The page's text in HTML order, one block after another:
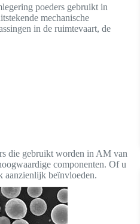
poeders gebruikt in
mechanische
in de ruimtevaart, de
die gebruikt worden in AM van
componenten. Of u
aanzienlijk beïnvloeden.